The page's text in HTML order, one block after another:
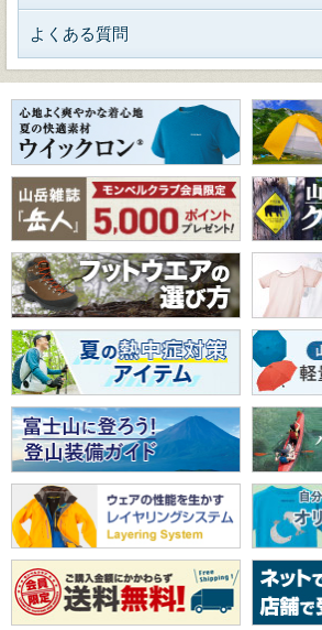
よくある質問